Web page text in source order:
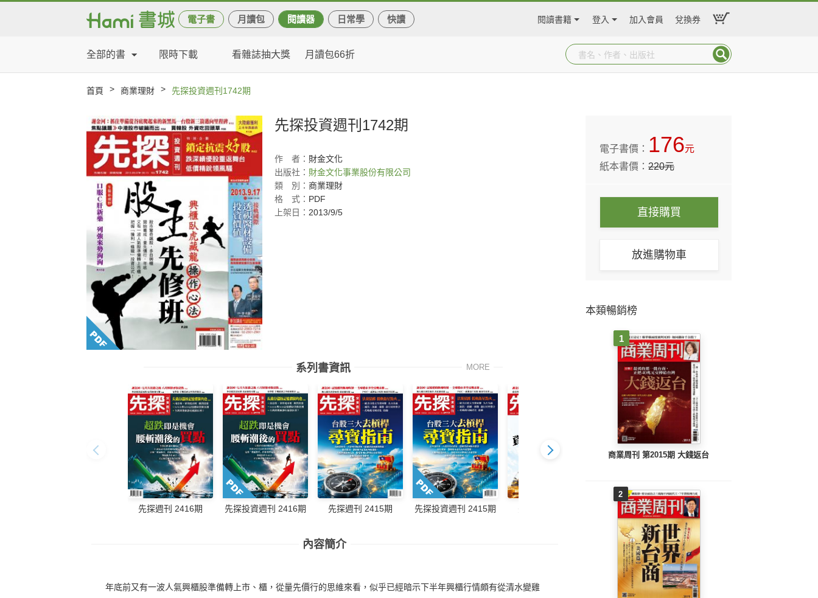
電子書 月讀包 閱讀器 日常學 快讀 閱讀書籍 登入 加入會員 兌換券
全部的書 限時下載 看雜誌抽大獎 月讀包66折
首頁 > 商業理財 > 先探投資週刊1742期
先探投資週刊1742期
作 者： 財金文化
出版社： 財金文化事業股份有限公司
類
別： 商業理財
格
式： PDF
上架日： 2013/9/5
系列書資訊 MORE
先探週刊 2416期 先探投資週刊 2416期 先探週刊 2415期 先探投資週刊 2415期 先探週刊 2414期 先探投資週刊 2414期
內容簡介
年底前又有一波人氣興櫃股準備轉上市、櫃，從量先價行的思維來看，似乎已經暗示下半年興櫃行情頗有從清水變雞
電子書價： 176元
紙本書價：220元
直接購買
放進購物車
本類暢銷榜
1
商業周刊 第2015期 大錢返台
2